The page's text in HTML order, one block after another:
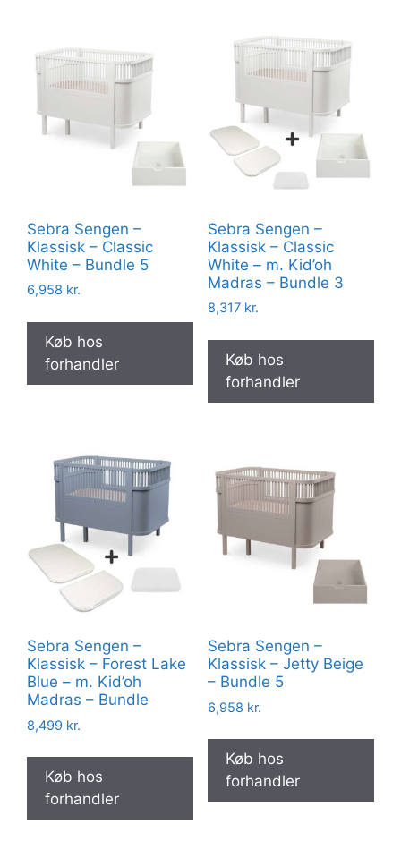
Sebra Sengen –
Klassisk – Classic
White – Bundle 5
6,958 kr.
Køb hos
forhandler
Sebra Sengen –
Klassisk – Classic
White – m. Kid’oh
Madras – Bundle 3
8,317 kr.
Køb hos
forhandler
Sebra Sengen –
Klassisk – Forest Lake
Blue – m. Kid’oh
Madras – Bundle
8,499 kr.
Køb hos
forhandler
Sebra Sengen –
Klassisk – Jetty Beige
– Bundle 5
6,958 kr.
Køb hos
forhandler